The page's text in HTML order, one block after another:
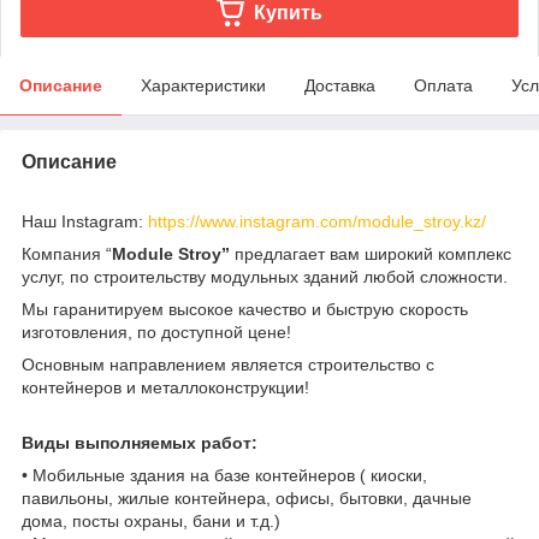
Купить
Описание Характеристики Доставка Оплата
Описание
Наш Instagram: https://www.instagram.com/module_stroy.kz/
Компания “Modulе Stroy” предлагает вам широкий комплекс
услуг, по строительству модульных зданий любой сложности.
Мы гаранитируем высокое качество и быструю скорость
изготовления, по доступной цене!
Основным направлением является строительство с
контейнеров и металлоконструкции!
Виды выполняемых работ:
• Мобильные здания на базе контейнеров ( киоски,
павильоны, жилые контейнера, офисы, бытовки, дачные
дома, посты охраны, бани и т.д.)